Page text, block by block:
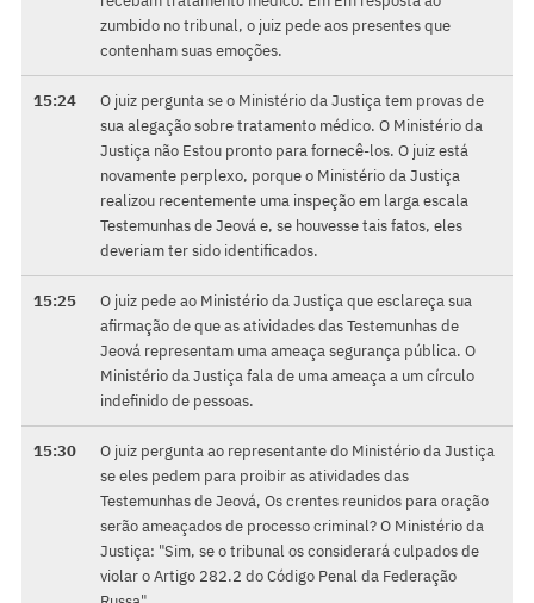
zumbido no tribunal, o juiz pede aos presentes que
contenham suas emoções.
15:24
O juiz pergunta se o Ministério da Justiça tem provas de
sua alegação sobre tratamento médico. O Ministério da
Justiça não Estou pronto para fornecê-los. O juiz está
novamente perplexo, porque o Ministério da Justiça
realizou recentemente uma inspeção em larga escala
Testemunhas de Jeová e, se houvesse tais fatos, eles
deveriam ter sido identificados.
15:25
O juiz pede ao Ministério da Justiça que esclareça sua
afirmação de que as atividades das Testemunhas de
Jeová representam uma ameaça segurança pública. O
Ministério da Justiça fala de uma ameaça a um círculo
indefinido de pessoas.
15:30
O juiz pergunta ao representante do Ministério da Justiça
se eles pedem para proibir as atividades das
Testemunhas de Jeová, Os crentes reunidos para oração
serão ameaçados de processo criminal? O Ministério da
Justiça: "Sim, se o tribunal os considerará culpados de
violar o Artigo 282.2 do Código Penal da Federação